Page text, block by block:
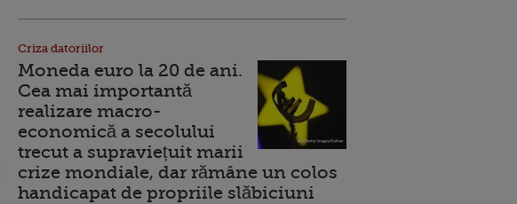
Criza datoriilor
Moneda euro la 20 de ani.
Cea mai importantă
realizare macro-
economică a secolului
trecut a supraviețuit marii
crize mondiale, dar rămâne un colos
handicapat de propriile slăbiciuni